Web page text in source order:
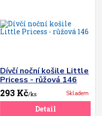
Dívčí noční košile Little
Pricess - růžová 146
293 Kč/ks Skladem
Detail